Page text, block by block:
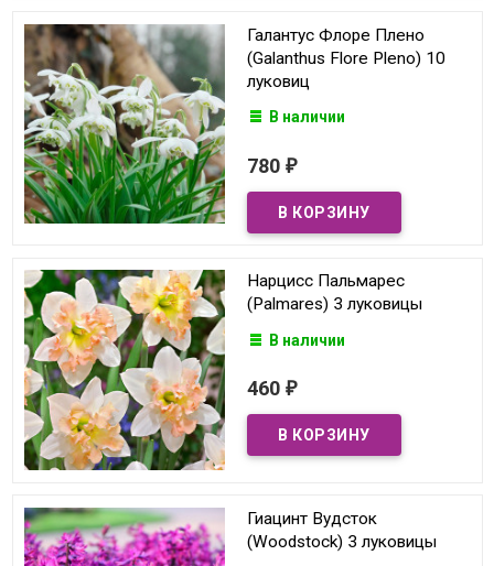
Галантус Флоре Плено
(Galanthus Flore Pleno) 10
луковиц
В наличии
780 ₽
Нарцисс Пальмарес
(Palmares) 3 луковицы
В наличии
460 ₽
Гиацинт Вудсток
(Woodstock) 3 луковицы